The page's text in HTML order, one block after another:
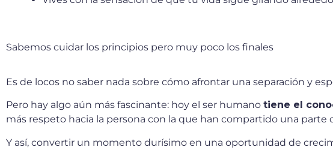
Sabemos cuidar los principios pero muy poco los finales
Es de locos no saber nada sobre cómo afrontar una separación y
Pero hay algo aún más fascinante: hoy el ser humano tiene el
más respeto hacia la persona con la que han compartido una parte
Y así, convertir un momento durísimo en una oportunidad de